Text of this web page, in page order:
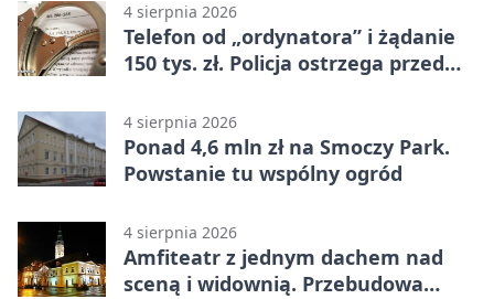
4 sierpnia 2026
Telefon od „ordynatora” i żądanie
150 tys. zł. Policja ostrzega przed
4 sierpnia 2026
Ponad 4,6 mln zł na Smoczy Park.
Powstanie tu wspólny ogród
4 sierpnia 2026
Amfiteatr z jednym dachem nad
sceną i widownią. Przebudowa